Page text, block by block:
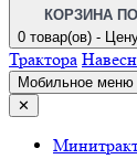
КОРЗИНА
0 товар(ов) -
Трактора
Мобильное меню
✕